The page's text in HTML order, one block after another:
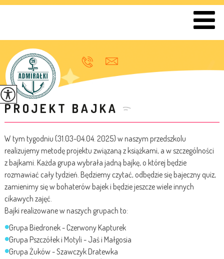
PROJEKT BAJKA
W tym tygodniu (31.03-04.04. 2025) w naszym przedszkolu
realizujemy metodę projektu związaną z książkami, a w szczególności
z bajkami. Każda grupa wybrała jadną bajkę, o której będzie
rozmawiać cały tydzień. Będziemy czytać, odbędzie się bajeczny quiz,
zamienimy się w bohaterów bajek i będzie jeszcze wiele innych
cikawych zajęć.
Bajki realizowane w naszych grupach to:
Grupa Biedronek - Czerwony Kapturek
Grupa Pszczółek i Motyli - Jaś i Małgosia
Grupa Żuków - Szawczyk Dratewka